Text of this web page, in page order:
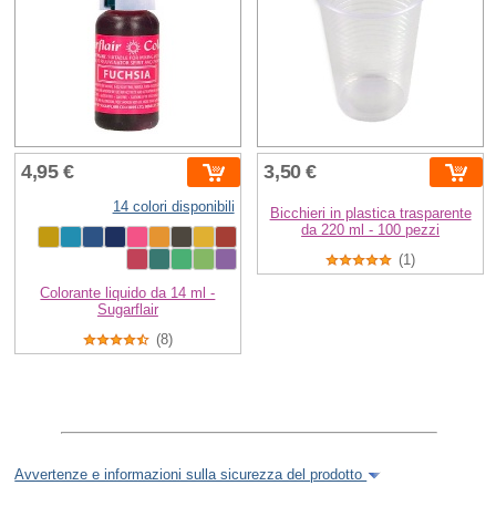
4,95 €
14 colori disponibili
Colorante liquido da 14 ml -
Sugarflair
(8)
3,50 €
Bicchieri in plastica trasparente
da 220 ml - 100 pezzi
(1)
Avvertenze e informazioni sulla sicurezza del prodotto